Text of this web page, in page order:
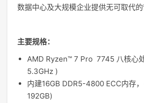
数据中心及大规模企业提供无可取代的
主要规格：
AMD Ryzen™ 7 Pro 7745 八核心
5.3GHz )
内建16GB DDR5-4800 ECC内存
192GB)